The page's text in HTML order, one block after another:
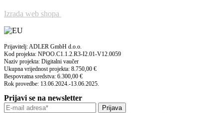
Izrada web shopa
Prijavitelj: ADLER GmbH d.o.o.
Kod projekta: NPOO.C1.1.2.R3-I2.01-V12.0059
Naziv projekta: Digitalni vaučer
Ukupna vrijednost projekta: 8.750,00 €
Bespovratna sredstva: 6.300,00 €
Rok provedbe: 13.06.2024.-13.06.2025.
Prijavi se na newsletter
Prijava